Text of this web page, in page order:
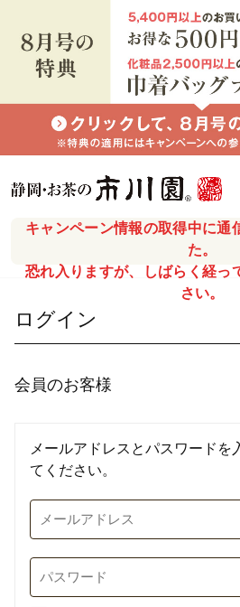
キャンペーン情報の取得中に通
た。
恐れ入りますが、しばらく経っ
さい。
ログイン
会員のお客様
メールアドレスとパスワードを
てください。